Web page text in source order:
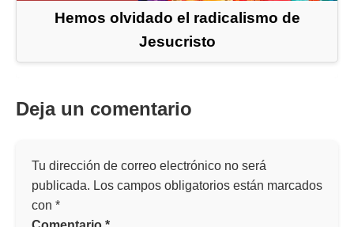
Hemos olvidado el radicalismo de
Jesucristo
Deja un comentario
Tu dirección de correo electrónico no será
publicada. Los campos obligatorios están marcados
con *